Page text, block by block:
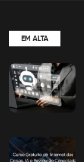
EM ALTA